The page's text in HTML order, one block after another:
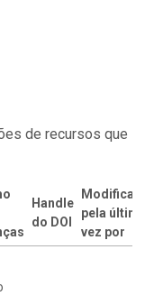
de recursos que
Handle
do DOI
Modificado
pela última
vez por